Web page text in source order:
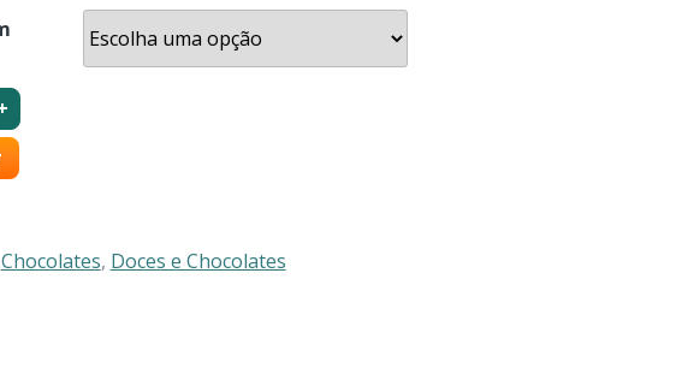
Chocolates, Doces e Chocolates